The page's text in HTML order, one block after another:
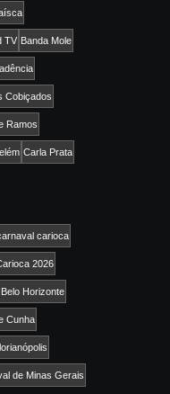
TV Banda Mole
Cobiçados
Ramos
Carla Prata
carioca
2026
Horizonte
Cunha
de Minas Gerais